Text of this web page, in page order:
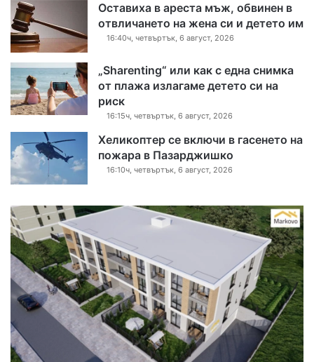
Оставиха в ареста мъж, обвинен в
отвличането на жена си и детето им
16:40ч, четвъртък, 6 август, 2026
„Sharenting“ или как с една снимка
от плажа излагаме детето си на
риск
16:15ч, четвъртък, 6 август, 2026
Хеликоптер се включи в гасенето на
пожара в Пазарджишко
16:10ч, четвъртък, 6 август, 2026